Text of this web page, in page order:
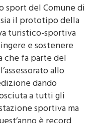
sport del Comune di
il prototipo della
turistico-sportiva
e sostenere
che fa parte del
allo
dando
a tutti gli
sportiva ma